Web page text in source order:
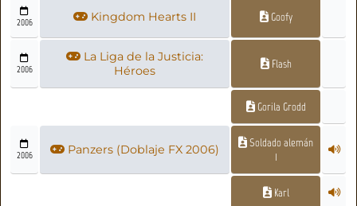
2006 Kingdom Hearts II Goofy
2006
La Liga de la Justicia:
Héroes
Flash
Gorila Grodd
2006 Panzers (Doblaje FX 2006)
Soldado alemán
1
Karl